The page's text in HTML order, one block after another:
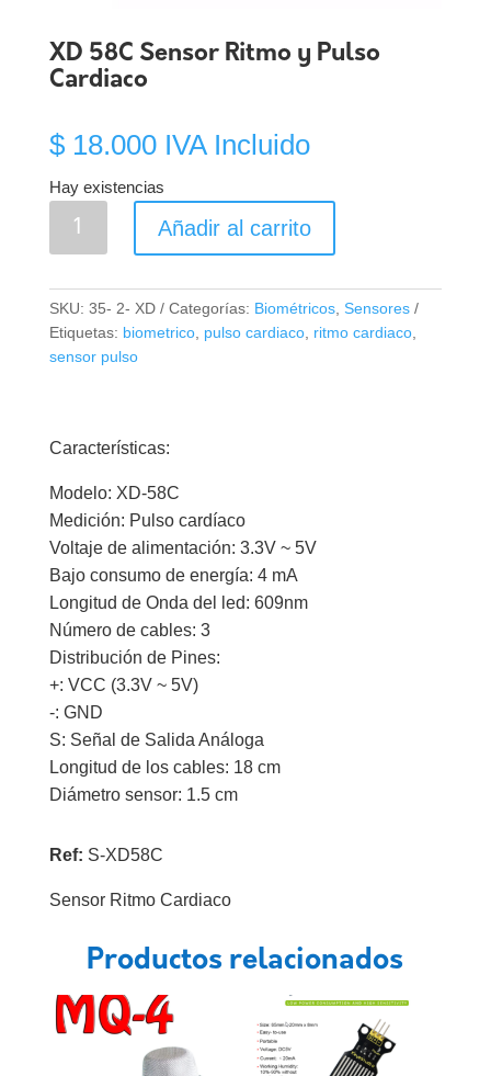
XD 58C Sensor Ritmo y Pulso
Cardiaco
$18.000 IVA Incluido
Hay existencias
Ritmo
y
Pulso
Añadir al carrito
SKU: 35- 2- XD Categorías: Biométricos, Sensores
Etiquetas: biometrico, pulso cardiaco, ritmo cardiaco,
sensor pulso
Características:
Modelo: XD-58C
Medición: Pulso cardíaco
Voltaje de alimentación: 3.3V ~ 5V
Bajo consumo de energía: 4 mA
Longitud de Onda del led: 609nm
Número de cables: 3
Distribución de Pines:
+: VCC (3.3V ~ 5V)
-: GND
S: Señal de Salida Análoga
Longitud de los cables: 18 cm
Diámetro sensor: 1.5 cm
Ref: S-XD58C
Sensor Ritmo Cardiaco
Productos relacionados